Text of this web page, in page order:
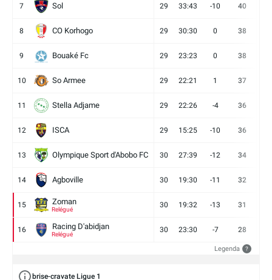
7 Sol 29 33:43 -10 40
8 CO Korhogo 29 30:30 0 38
9 Bouaké Fc 29 23:23 0 38
10 So Armee 29 22:21 1 37
11 Stella Adjame 29 22:26 -4 36
12 ISCA 29 15:25 -10 36
13 Olympique Sport d'Abobo FC 30 27:39 -12 34
14 Agboville 30 19:30 -11 32
15 Zoman
Relégué
30 19:32 -13 31
16 Racing D'abidjan
Relégué
30 23:30 -7 28
Legenda ?
brise-cravate Ligue 1